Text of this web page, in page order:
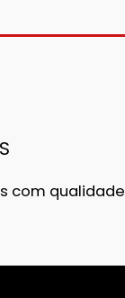
com qualidade